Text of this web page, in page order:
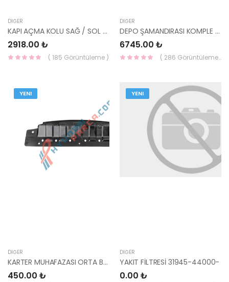
DIĞER
KAPI AÇMA KOLU SAĞ / SOL DIŞ CERATO 15- 82651-A7021-HMC
2918.00 ₺
( 185 Görüntüleme )
DIĞER
DEPO ŞAMANDIRASI KOMPLE BLUE DİZEL 31110-1R900-HMC
6745.00 ₺
( 286 Görüntüleme )
YENI
DIĞER
KARTER MUHAFAZASI ORTA BLUE (KÜÇÜK) 29110-1R000-YS
450.00 ₺
YENI
DIĞER
YAKIT FİLTRESİ 31945-44000-
0.00 ₺